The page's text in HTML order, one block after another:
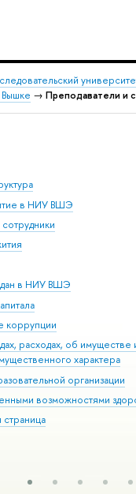
→ Преподаватели и
в НИУ ВШЭ
в НИУ ВШЭ
коррупции
расходах, об имуществе
характера
организации
возможностями
страница